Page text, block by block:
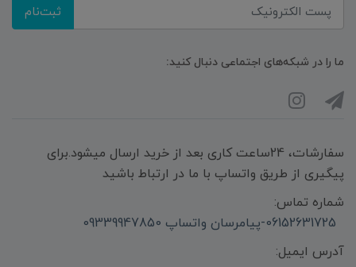
ثبت‌نام
ما را در شبکه‌های اجتماعی دنبال کنید:
سفارشات، 24ساعت کاری بعد از خرید ارسال میشود.برای
پیگیری از طریق واتساپ با ما در ارتباط باشید
شماره تماس:
06152631725-پیامرسان واتساپ 09339947850
آدرس ایمیل: